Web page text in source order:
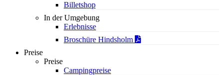
Billetshop
In der Umgebung
Erlebnisse
Broschüre Hindsholm
Preise
Preise
Campingpreise